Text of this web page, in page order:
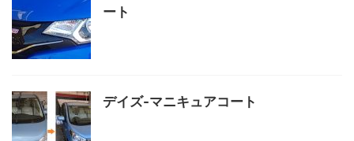
ート
デイズ-マニキュアコート